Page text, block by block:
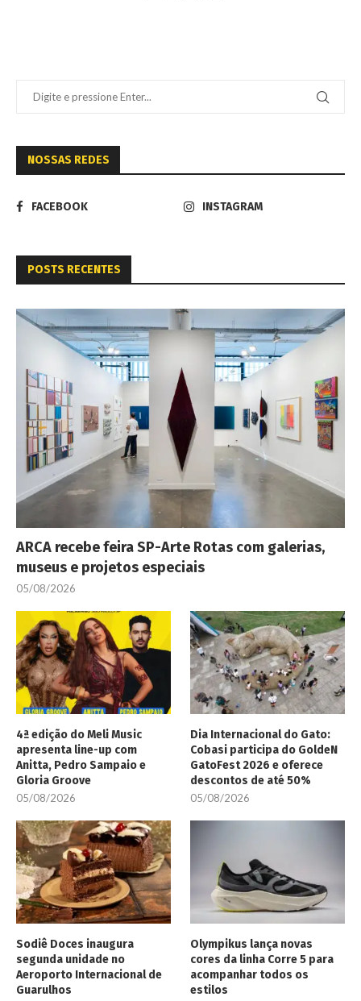
NOSSAS REDES
FACEBOOK INSTAGRAM
POSTS RECENTES
ARCA recebe feira SP-Arte Rotas com galerias,
museus e projetos especiais
05/08/2026
4ª edição do Meli Music
apresenta line-up com
Anitta, Pedro Sampaio e
Gloria Groove
05/08/2026
Dia Internacional do Gato:
Cobasi participa do GoldeN
GatoFest 2026 e oferece
descontos de até 50%
05/08/2026
Sodiê Doces inaugura
segunda unidade no
Aeroporto Internacional de
Guarulhos
Olympikus lança novas
cores da linha Corre 5 para
acompanhar todos os
estilos